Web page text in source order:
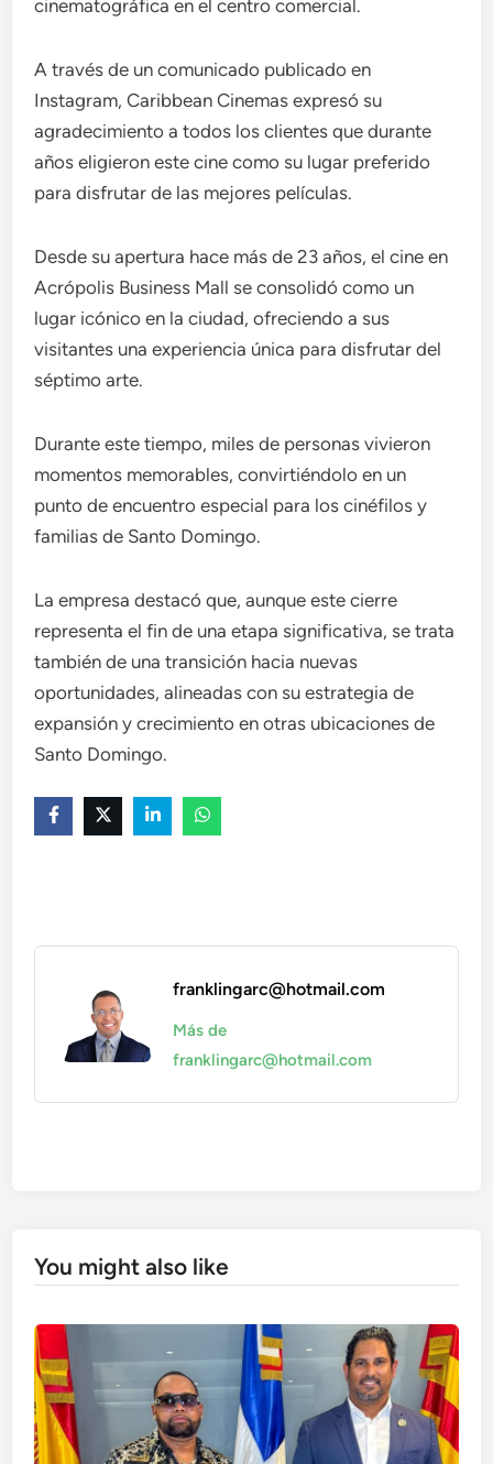
cinematográfica en el centro comercial.
A través de un comunicado publicado en
Instagram, Caribbean Cinemas expresó su
agradecimiento a todos los clientes que durante
años eligieron este cine como su lugar preferido
para disfrutar de las mejores películas.
Desde su apertura hace más de 23 años, el cine en
Acrópolis Business Mall se consolidó como un
lugar icónico en la ciudad, ofreciendo a sus
visitantes una experiencia única para disfrutar del
séptimo arte.
Durante este tiempo, miles de personas vivieron
momentos memorables, convirtiéndolo en un
punto de encuentro especial para los cinéfilos y
familias de Santo Domingo.
La empresa destacó que, aunque este cierre
representa el fin de una etapa significativa, se trata
también de una transición hacia nuevas
oportunidades, alineadas con su estrategia de
expansión y crecimiento en otras ubicaciones de
Santo Domingo.
franklingarc@hotmail.com
Más de
franklingarc@hotmail.com
You might also like